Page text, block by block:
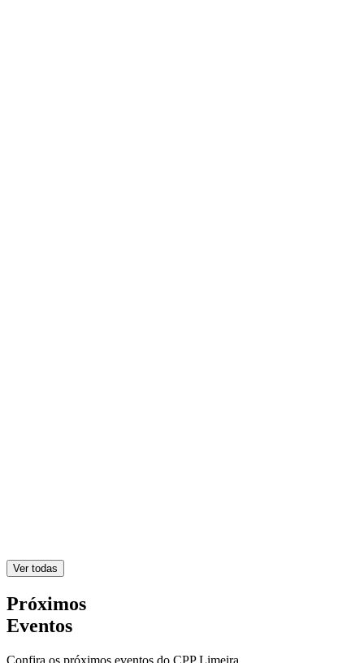
Ver todas
Próximos
Eventos